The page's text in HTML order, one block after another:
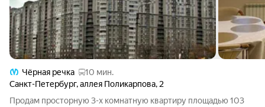
Чёрная речка
10 мин.
Санкт-Петербург,аллея Поликарпова, 2
Продам просторную 3-х комнатную квартиру площадью 103